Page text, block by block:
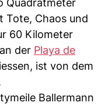
Quadratmeter
Tote, Chaos und
60 Kilometer
der Playa de
ist von dem
Ballermann